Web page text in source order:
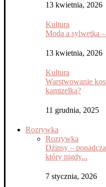
13 kwietnia, 2026
Kultura
Moda a sylwetka
13 kwietnia, 2026
Kultura
Warstwowanie
kamizelką?
11 grudnia, 2025
Rozrywka
Rozrywka
Dżinsy –
który nigdy...
7 stycznia, 2026